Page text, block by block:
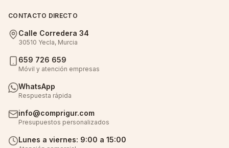
CONTACTO DIRECTO
Calle Corredera 34
30510 Yecla, Murcia
659 726 659
Móvil y atención empresas
WhatsApp
Respuesta rápida
info@comprigur.com
Presupuestos personalizados
Lunes a viernes: 9:00 a 15:00